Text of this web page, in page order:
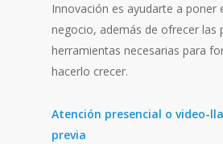
Innovación es ayudarte a poner
negocio, además de ofrecer las
herramientas necesarias para
hacerlo crecer.
Atención presencial o video-
previa